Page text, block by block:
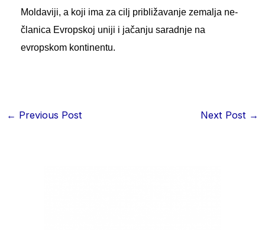
Moldaviji, a koji ima za cilj približavanje zemalja ne-
članica Evropskoj uniji i jačanju saradnje na
evropskom kontinentu.
← Previous Post Next Post →